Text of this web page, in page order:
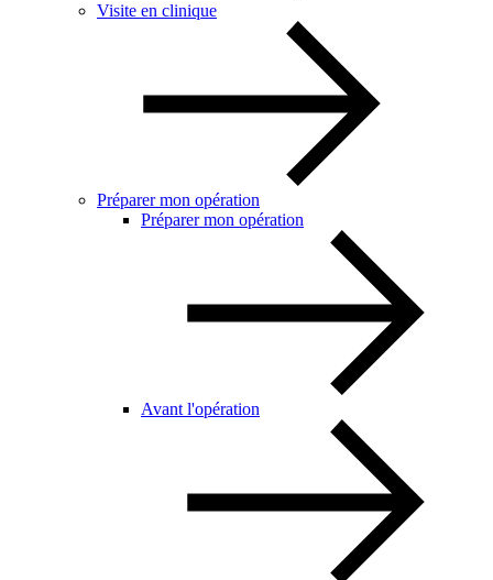
Visite en clinique
Préparer mon opération
Préparer mon opération
Avant l'opération